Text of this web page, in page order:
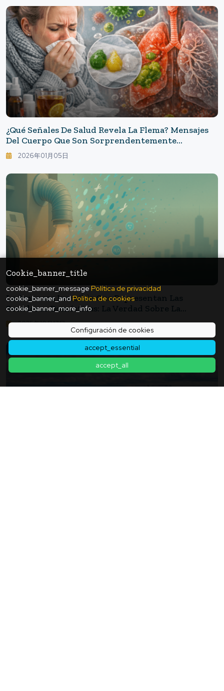
Cookie_banner_title
cookie_banner_message Política de privacidad
cookie_banner_andPolítica de cookies
cookie_banner_more_info
Configuración de cookies
accept_essential
accept_all
¿Qué Señales De Salud Revela La Flema? Mensajes
Del Cuerpo Que Son Sorprendentemente
Desconocidos: "Otro Indicador" Que Los Médicos
Observan
2026年01月05日
La Amenaza Invisible Que Representan Las
Secadoras Domésticas: La Verdad Sobre La
2025年10月17日